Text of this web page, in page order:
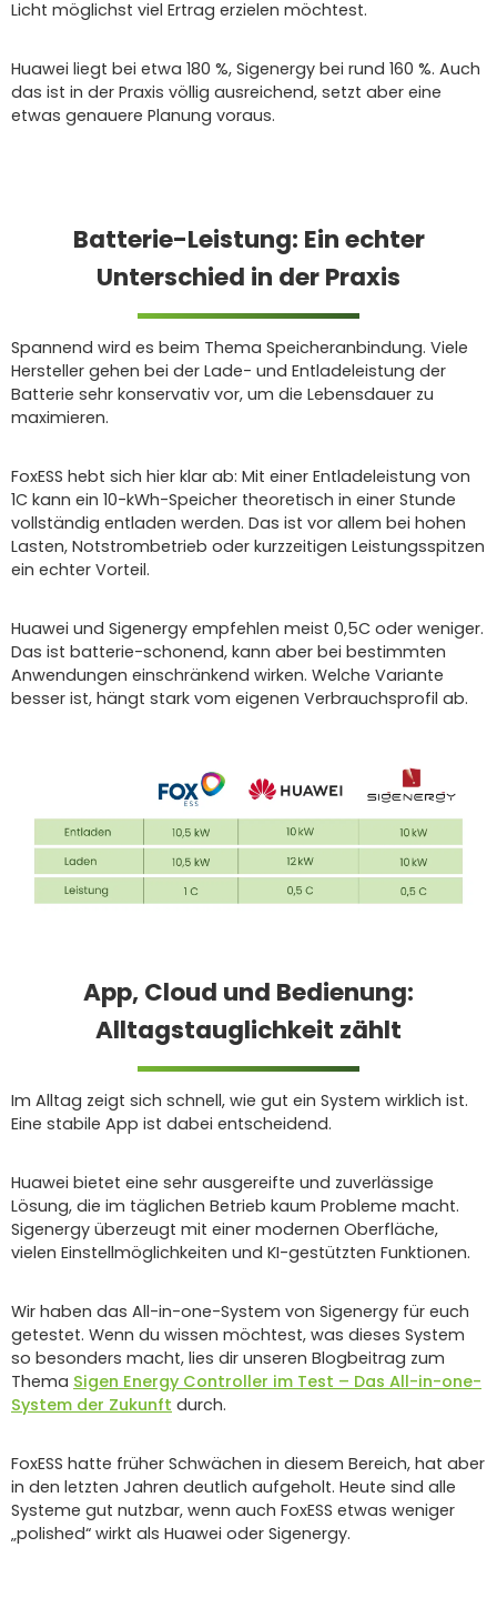
Licht möglichst viel Ertrag erzielen möchtest.
Huawei liegt bei etwa 180 %, Sigenergy bei rund 160 %. Auch
das ist in der Praxis völlig ausreichend, setzt aber eine
etwas genauere Planung voraus.
Batterie-Leistung: Ein echter
Unterschied in der Praxis
Spannend wird es beim Thema Speicheranbindung. Viele
Hersteller gehen bei der Lade- und Entladeleistung der
Batterie sehr konservativ vor, um die Lebensdauer zu
maximieren.
FoxESS hebt sich hier klar ab: Mit einer Entladeleistung von
1C kann ein 10-kWh-Speicher theoretisch in einer Stunde
vollständig entladen werden. Das ist vor allem bei hohen
Lasten, Notstrombetrieb oder kurzzeitigen Leistungsspitzen
ein echter Vorteil.
Huawei und Sigenergy empfehlen meist 0,5C oder weniger.
Das ist batterie-schonend, kann aber bei bestimmten
Anwendungen einschränkend wirken. Welche Variante
besser ist, hängt stark vom eigenen Verbrauchsprofil ab.
App, Cloud und Bedienung:
Alltagstauglichkeit zählt
Im Alltag zeigt sich schnell, wie gut ein System wirklich ist.
Eine stabile App ist dabei entscheidend.
Huawei bietet eine sehr ausgereifte und zuverlässige
Lösung, die im täglichen Betrieb kaum Probleme macht.
Sigenergy überzeugt mit einer modernen Oberfläche,
vielen Einstellmöglichkeiten und KI-gestützten Funktionen.
Wir haben das All-in-one-System von Sigenergy für euch
getestet. Wenn du wissen möchtest, was dieses System
so besonders macht, lies dir unseren Blogbeitrag zum
Thema Sigen Energy Controller im Test – Das All-in-one-
System der Zukunft durch.
FoxESS hatte früher Schwächen in diesem Bereich, hat aber
in den letzten Jahren deutlich aufgeholt. Heute sind alle
Systeme gut nutzbar, wenn auch FoxESS etwas weniger
„polished“ wirkt als Huawei oder Sigenergy.